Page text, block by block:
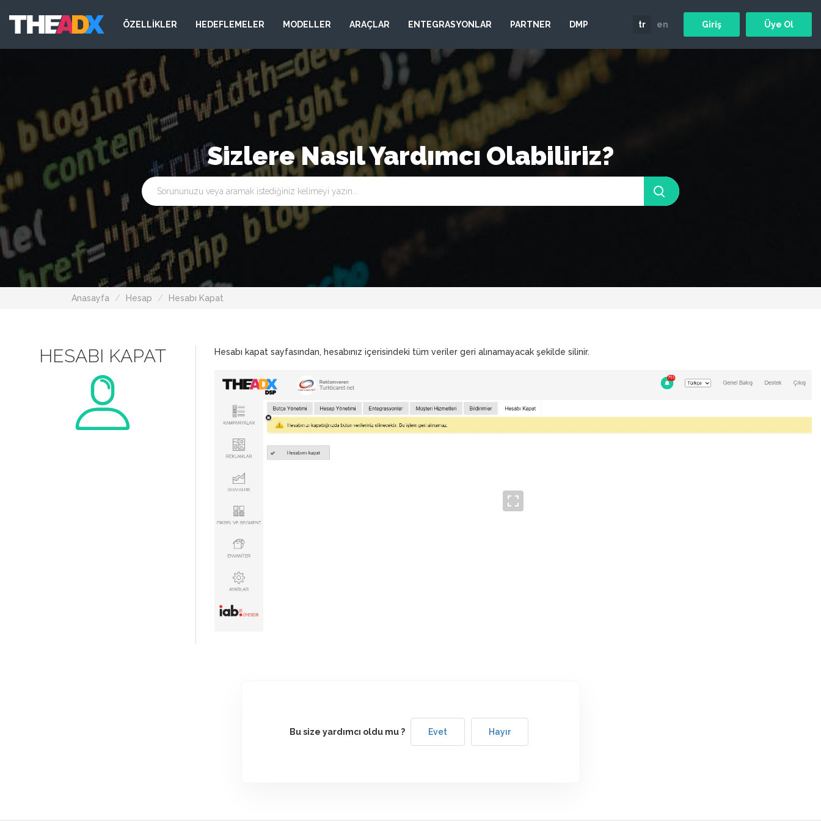
ÖZELLİKLER HEDEFLEMELER MODELLER ARAÇLAR ENTEGRASYONLAR PARTNER DMP tr en Giriş Üye Ol
Sizlere Nasıl Yardımcı Olabiliriz?
Anasayfa Hesap Hesabı Kapat
HESABI KAPAT Hesabı kapat sayfasından, hesabınız içerisindeki tüm veriler geri alınamayacak şekilde silinir.
Bu size yardımcı oldu mu ? Evet Hayır